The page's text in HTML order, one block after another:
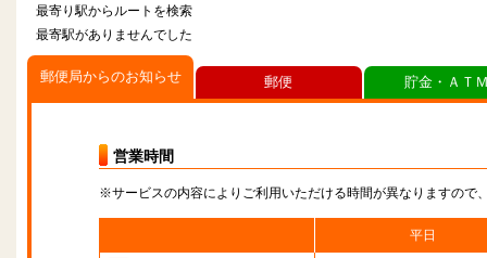
最寄り駅からルートを検索
最寄駅がありませんでした
郵便局からのお知らせ
営業時間
※サービスの内容によりご利用いただける時間が異なりますので
平日
郵便 貯金・ＡＴ